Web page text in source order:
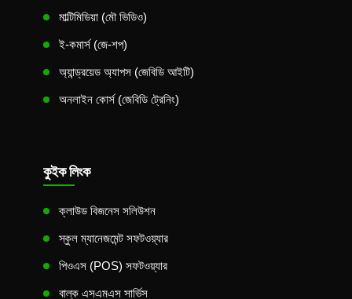
মাল্টিমিডিয়া (মৌ ভিডিও)
ই-কমার্স (জে-শপ)
অ্যান্ড্রয়েড অ্যাপস (জেবিডি আইটি)
অনলাইন কোর্স (জেবিডি ট্রেনিং)
কুইক লিংক
ক্লাউড বিজনেস সলিউশন
স্কুল ম্যানেজমেন্ট সফটওয়্যার
পিওএস (POS) সফটওয়্যার
বাল্ক এসএমএস সার্ভিস